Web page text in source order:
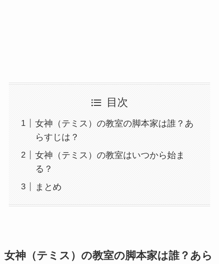
目次
女神（テミス）の教室の脚本家は誰？あ
らすじは？
女神（テミス）の教室はいつから始ま
る？
まとめ
女神（テミス）の教室の脚本家は誰？あら